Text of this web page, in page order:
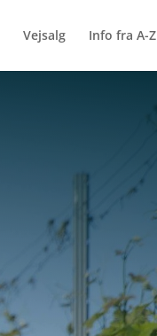
Vejsalg Info fra A-Z